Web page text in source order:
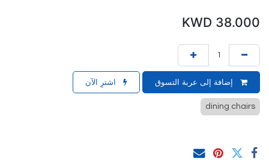
38.000
إضافة إلى عربة التسوق اشترِ الآن
dining chairs